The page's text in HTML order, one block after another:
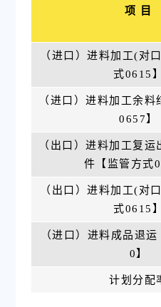
项 目
（进口）进料加工(对
式0615】
（进口）进料加工余
0657】
（出口）进料加工复
件【监管方式
（出口）进料加工(对
式0615】
（进口）进料成品退
0】
计划分配